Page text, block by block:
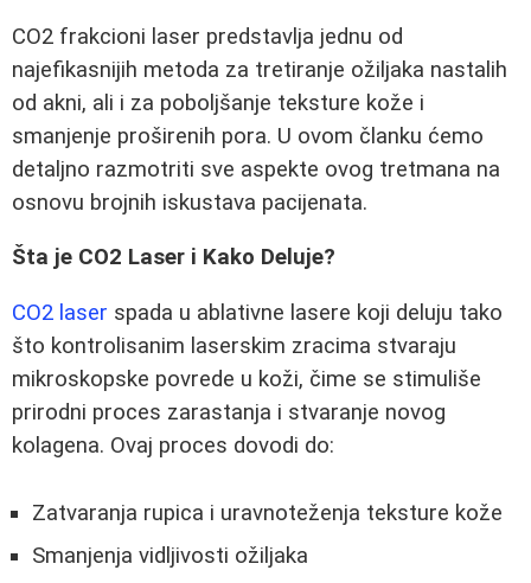
CO2 frakcioni laser predstavlja jednu od
najefikasnijih metoda za tretiranje ožiljaka nastalih
od akni, ali i za poboljšanje teksture kože i
smanjenje proširenih pora. U ovom članku ćemo
detaljno razmotriti sve aspekte ovog tretmana na
osnovu brojnih iskustava pacijenata.
Šta je CO2 Laser i Kako Deluje?
CO2 laser spada u ablativne lasere koji deluju tako
što kontrolisanim laserskim zracima stvaraju
mikroskopske povrede u koži, čime se stimuliše
prirodni proces zarastanja i stvaranje novog
kolagena. Ovaj proces dovodi do:
Zatvaranja rupica i uravnoteženja teksture kože
Smanjenja vidljivosti ožiljaka